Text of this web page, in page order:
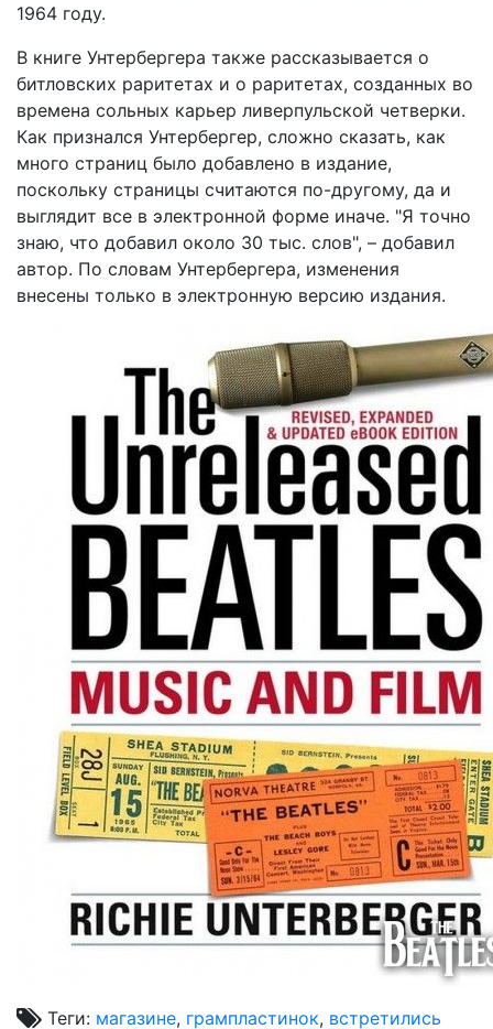
1964 году.
В книге Унтербергера также рассказывается о
битловских раритетах и о раритетах, созданных во
времена сольных карьер ливерпульской четверки.
Как признался Унтербергер, сложно сказать, как
много страниц было добавлено в издание,
поскольку страницы считаются по-другому, да и
выглядит все в электронной форме иначе. "Я точно
знаю, что добавил около 30 тыс. слов", – добавил
автор. По словам Унтербергера, изменения
внесены только в электронную версию издания.
Теги: магазине, грампластинок, встретились